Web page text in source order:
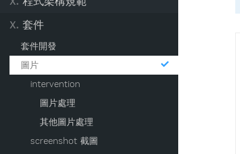
X. 套件
套件開發
圖片
intervention
圖片處理
其他圖片處理
screenshot 截圖